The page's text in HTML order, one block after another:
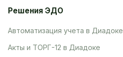
Решения ЭДО
Автоматизация учета в Диадоке
Акты и ТОРГ-12 в Диадоке